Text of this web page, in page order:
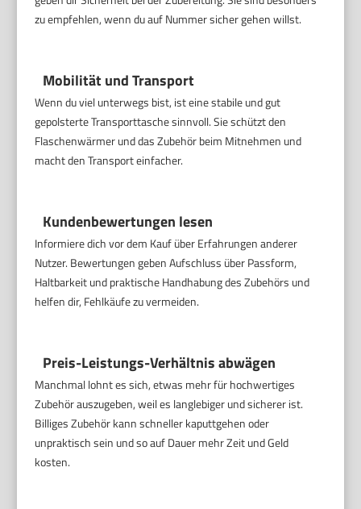
zu empfehlen, wenn du auf Nummer sicher gehen willst.
Mobilität und Transport
Wenn du viel unterwegs bist, ist eine stabile und gut
gepolsterte Transporttasche sinnvoll. Sie schützt den
Flaschenwärmer und das Zubehör beim Mitnehmen und
macht den Transport einfacher.
Kundenbewertungen lesen
Informiere dich vor dem Kauf über Erfahrungen anderer
Nutzer. Bewertungen geben Aufschluss über Passform,
Haltbarkeit und praktische Handhabung des Zubehörs und
helfen dir, Fehlkäufe zu vermeiden.
Preis-Leistungs-Verhältnis abwägen
Manchmal lohnt es sich, etwas mehr für hochwertiges
Zubehör auszugeben, weil es langlebiger und sicherer ist.
Billiges Zubehör kann schneller kaputtgehen oder
unpraktisch sein und so auf Dauer mehr Zeit und Geld
kosten.